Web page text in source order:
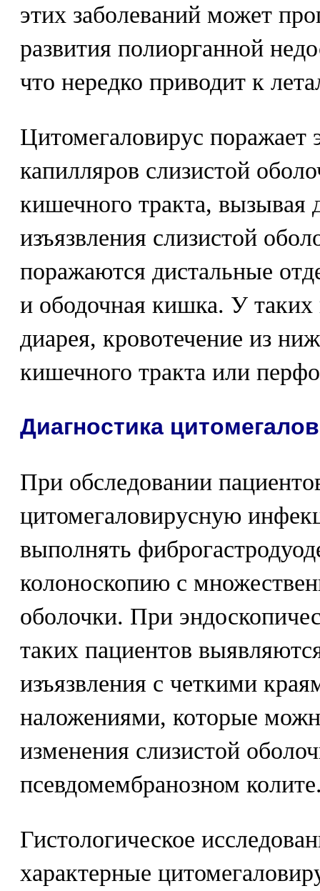
этих заболеваний может
развития полиорганной
что нередко приводит к
Цитомегаловирус поражает
капилляров слизистой
кишечного тракта,
изъязвления слизистой
поражаются дистальные
и ободочная кишка. У
диарея, кровотечение из
кишечного тракта или
Диагностика
При обследовании
цитомегаловирусную
выполнять
колоноскопию с
оболочки. При
таких пациентов
изъязвления с четкими
наложениями, которые
изменения слизистой
псевдомембранозном
Гистологическое
характерные